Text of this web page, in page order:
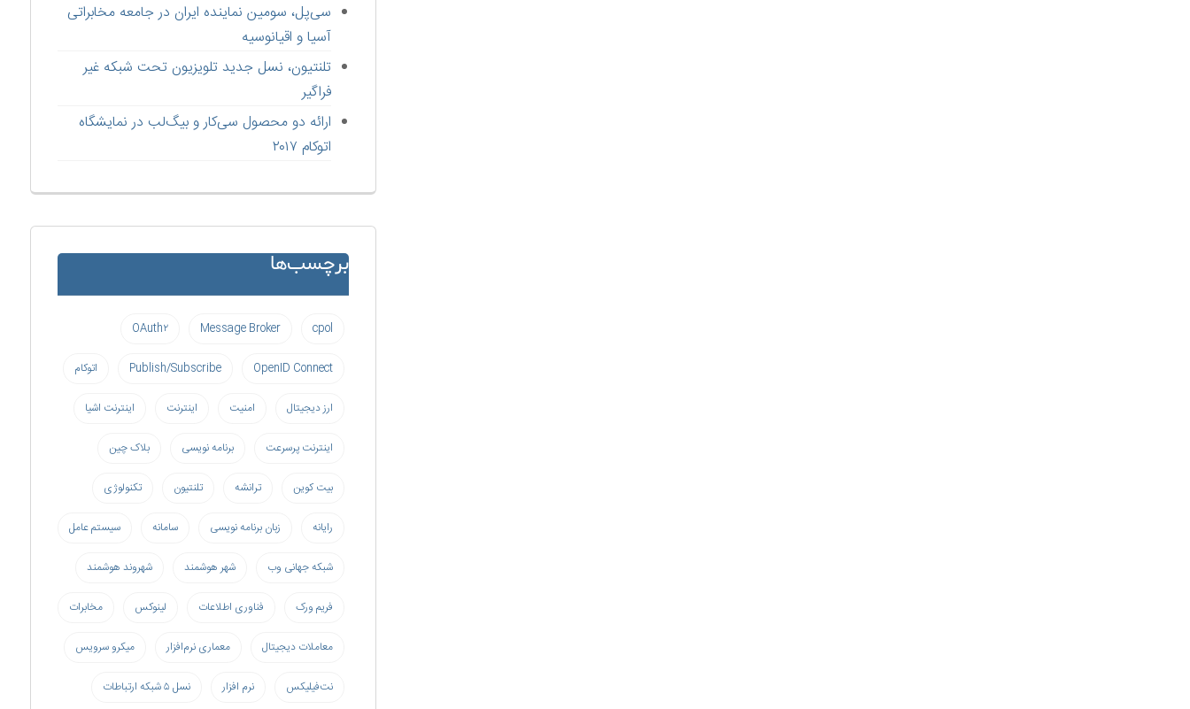
سی‌پل، سومین نماینده ایران در جامعه مخابراتی
آسیا و اقیانوسیه
تلنتیون، نسل جدید تلویزیون تحت شبکه غیر
فراگیر
ارائه دو محصول سی‌کار و بیگ‌لب در نمایشگاه
اتوکام ۲۰۱۷
برچسب‌ها
cpol
Message Broker OAuth۲
OpenID Connect
Publish/Subscribe اتوکام
ارز دیجیتال امنیت اینترنت اینترنت اشیا
اینترنت پرسرعت برنامه نویسی بلاک چین
بیت کوین ترانشه تلنتیون تکنولوژی
رایانه زبان برنامه نویسی سامانه سیستم عامل
شبکه جهانی وب شهر هوشمند شهروند هوشمند
فریم ورک فناوری اطلاعات لینوکس مخابرات
معاملات دیجیتال معماری نرم‌افزار میکرو سرویس
نت‌فیلیکس نرم افزار نسل ۵ شبکه ارتباطات